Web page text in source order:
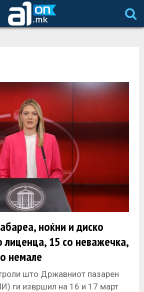
ноќни и диско
лиценца, 15 со неважечка,
немале
што Државниот пазарен
ги извршил на 16 и 17 март